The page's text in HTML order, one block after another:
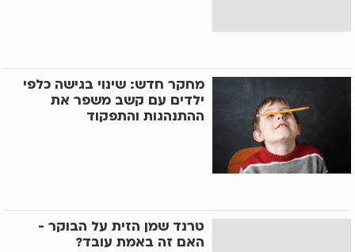
מחקר חדש: שינוי בגישה כלפי
ילדים עם קשב משפר את
ההתנהגות והתפקוד
טרנד שמן הזית על הבוקר -
האם זה באמת עובד?